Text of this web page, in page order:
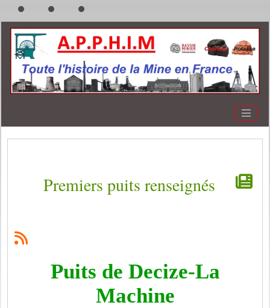
Premiers puits renseignés
Puits de Decize-La
Machine